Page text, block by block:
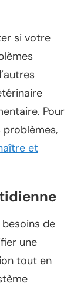
si votre
Pour
problèmes,
et
besoins de
une
tout en